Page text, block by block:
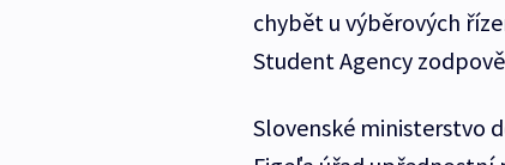
chybět u výběrových
Student Agency
Slovenské ministerstvo